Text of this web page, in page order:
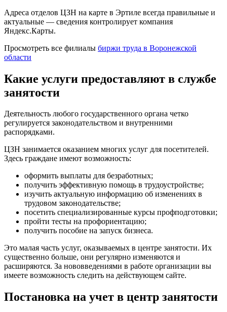
Адреса отделов ЦЗН на карте в Эртиле всегда правильные и
актуальные — сведения контролирует компания
Яндекс.Карты.
Просмотреть все филиалы биржи труда в Воронежской
области
Какие услуги предоставляют в службе
занятости
Деятельность любого государственного органа четко
регулируется законодательством и внутренними
распорядками.
ЦЗН занимается оказанием многих услуг для посетителей.
Здесь граждане имеют возможность:
оформить выплаты для безработных;
получить эффективную помощь в трудоустройстве;
изучить актуальную информацию об изменениях в
трудовом законодательстве;
посетить специализированные курсы профподготовки;
пройти тесты на профориентацию;
получить пособие на запуск бизнеса.
Это малая часть услуг, оказываемых в центре занятости. Их
существенно больше, они регулярно изменяются и
расширяются. За нововведениями в работе организации вы
имеете возможность следить на действующем сайте.
Постановка на учет в центр занятости